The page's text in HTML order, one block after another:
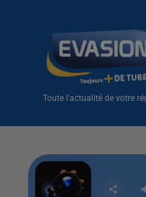
Toute l'actualité de votre